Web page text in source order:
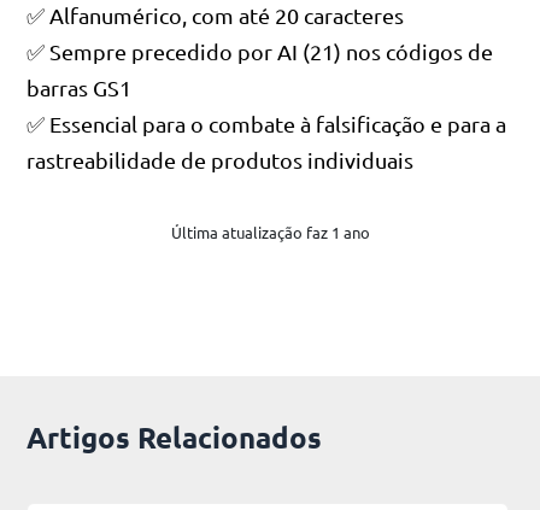
✅ Alfanumérico, com até 20 caracteres
✅ Sempre precedido por AI (21) nos códigos de
barras GS1
✅ Essencial para o combate à falsificação e para a
rastreabilidade de produtos individuais
Última atualização faz 1 ano
Artigos Relacionados